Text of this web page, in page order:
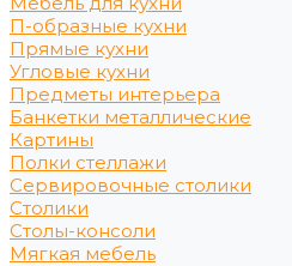
П-образные кухни
Прямые кухни
Угловые кухни
Предметы интерьера
Банкетки металлические
Картины
Полки стеллажи
Сервировочные столики
Столики
Столы-консоли
Мягкая мебель